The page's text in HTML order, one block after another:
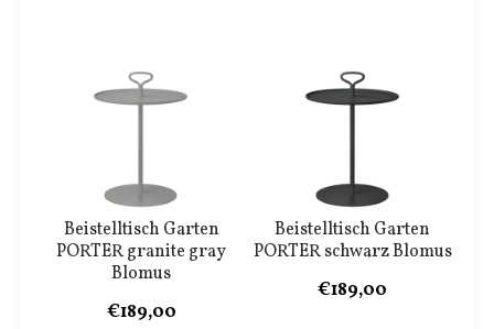
Beistelltisch Garten
PORTER granite gray
Blomus
€189,00
Beistelltisch Garten
PORTER schwarz Blomus
€189,00